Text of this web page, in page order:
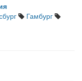
Гамбург